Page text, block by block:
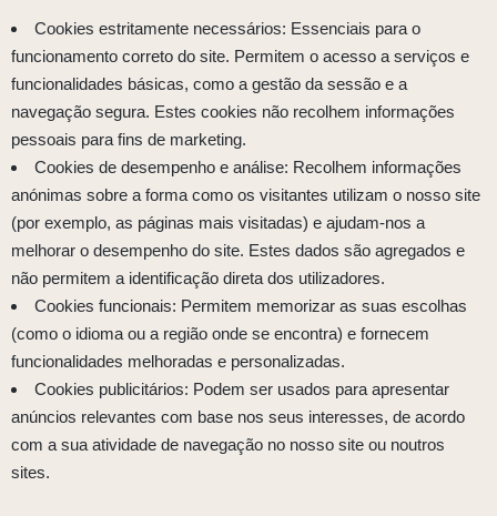
Cookies estritamente necessários: Essenciais para o
funcionamento correto do site. Permitem o acesso a serviços e
funcionalidades básicas, como a gestão da sessão e a
navegação segura. Estes cookies não recolhem informações
pessoais para fins de marketing.
Cookies de desempenho e análise: Recolhem informações
anónimas sobre a forma como os visitantes utilizam o nosso site
(por exemplo, as páginas mais visitadas) e ajudam-nos a
melhorar o desempenho do site. Estes dados são agregados e
não permitem a identificação direta dos utilizadores.
Cookies funcionais: Permitem memorizar as suas escolhas
(como o idioma ou a região onde se encontra) e fornecem
funcionalidades melhoradas e personalizadas.
Cookies publicitários: Podem ser usados para apresentar
anúncios relevantes com base nos seus interesses, de acordo
com a sua atividade de navegação no nosso site ou noutros
sites.